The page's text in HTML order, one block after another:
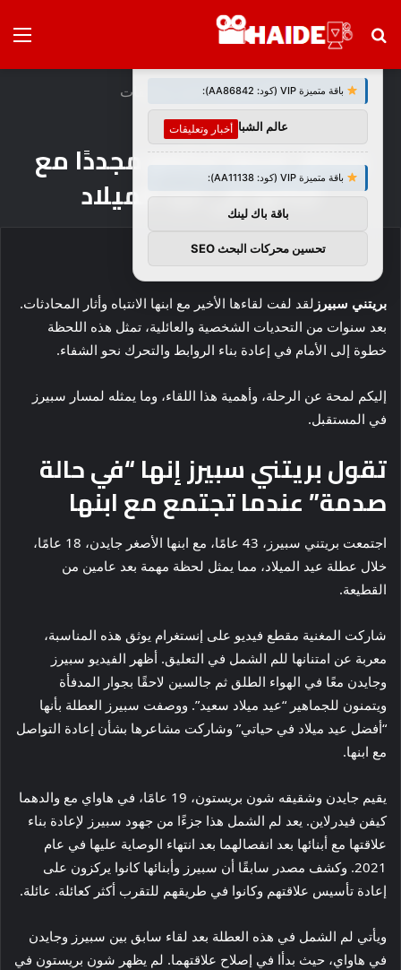
بحث
الرئيسية/أخبار وتعليقات
أخبار وتعليقات
بريتني سبيرز تجتمع مجددًا مع
أبنائها في عيد الميلاد
بريتني سبيرز لقد لفت لقاءها الأخير مع ابنها الانتباه وأثار المحادثات.
بعد سنوات من التحديات الشخصية والعائلية، تمثل هذه اللحظة
خطوة إلى الأمام في إعادة بناء الروابط والتحرك نحو الشفاء.
إليكم لمحة عن الرحلة، وأهمية هذا اللقاء، وما يمثله لمسار سبيرز
في المستقبل.
تقول بريتني سبيرز إنها “في حالة
صدمة” عندما تجتمع مع ابنها
اجتمعت بريتني سبيرز، 43 عامًا، مع ابنها الأصغر جايدن، 18 عامًا،
خلال عطلة عيد الميلاد، مما يمثل لحظة مهمة بعد عامين من
القطيعة.
شاركت المغنية مقطع فيديو على إنستغرام يوثق هذه المناسبة،
معربة عن امتنانها للم الشمل في التعليق. أظهر الفيديو سبيرز
وجايدن معًا في الهواء الطلق ثم جالسين لاحقًا بجوار المدفأة
ويتمنون للجماهير “عيد ميلاد سعيد”. ووصفت سبيرز العطلة بأنها
“أفضل عيد ميلاد في حياتي” وشاركت مشاعرها بشأن إعادة التواصل
مع ابنها.
يقيم جايدن وشقيقه شون بريستون، 19 عامًا، في هاواي مع والدهما
كيفن فيدرلاين. يعد لم الشمل هذا جزءًا من جهود سبيرز لإعادة بناء
علاقتها مع أبنائها بعد انفصالهما بعد انتهاء الوصاية عليها في عام
2021. وكشف مصدر سابقًا أن سبيرز وأبنائها كانوا يركزون على
إعادة تأسيس علاقتهم وكانوا في طريقهم للتقرب أكثر كعائلة. عائلة.
ويأتي لم الشمل في هذه العطلة بعد لقاء سابق بين سبيرز وجايدن
في هاواي، حيث بدأا في إصلاح علاقتهما. لم يظهر شون بريستون في
توصيات :
باقة متميزة VIP (كود: AA86842):
عالم الشباب
باقة متميزة VIP (كود: AA11138):
باقة باك لينك
تحسين محركات البحث SEO